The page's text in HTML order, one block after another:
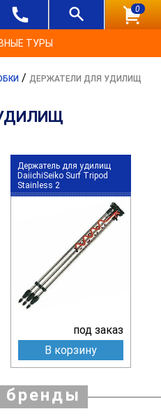
0
ТУРЫ
/ ДЕРЖАТЕЛИ ДЛЯ УДИЛИЩ
Держатель для удилищ
DaiichiSeiko Surf Tripod
Stainless 2
под заказ
В корзину